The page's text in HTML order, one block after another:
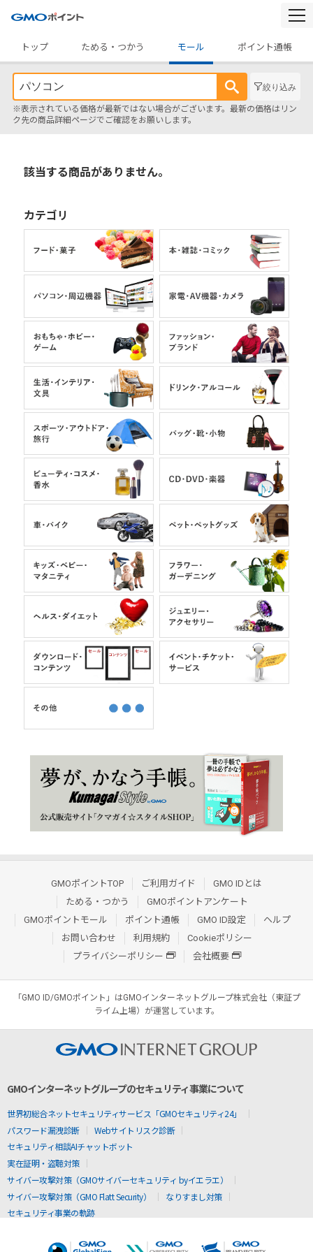
トップ
ためる・つかう モール ポイント通帳
絞り込み
※表示されている価格が最新ではない場合がございます。最新の価格はリン
ク先の商品詳細ページでご確認をお願いします。
該当する商品がありません。
カテゴリ
GMOポイントTOP ご利用ガイド
GMO IDとは
ためる・つかう
GMOポイントアンケート
GMOポイントモール
ポイント通帳 GMO ID設定
ヘルプ
お問い合わせ
利用規約
Cookieポリシー
プライバシーポリシー
会社概要
「GMO ID/GMOポイント」はGMOインターネットグループ株式会社（東証プ
ライム上場）が運営しています。
GMOインターネットグループのセキュリティ事業について
世界初総合ネットセキュリティサービス「GMOセキュリティ24」
パスワード漏洩診断
Webサイトリスク診断
セキュリティ相談AIチャットボット
実在証明・盗聴対策
サイバー攻撃対策（GMOサイバーセキュリティ byイエラエ）
サイバー攻撃対策（GMO Flatt Security）
なりすまし対策
セキュリティ事業の軌跡